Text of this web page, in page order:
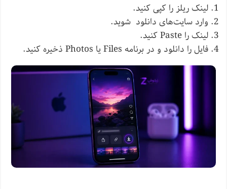
لینک ریلز را کپی کنید.
وارد سایت‌های دانلود شوید.
لینک را Paste کنید.
فایل را دانلود و در برنامه Files یا Photos ذخیره کنید.